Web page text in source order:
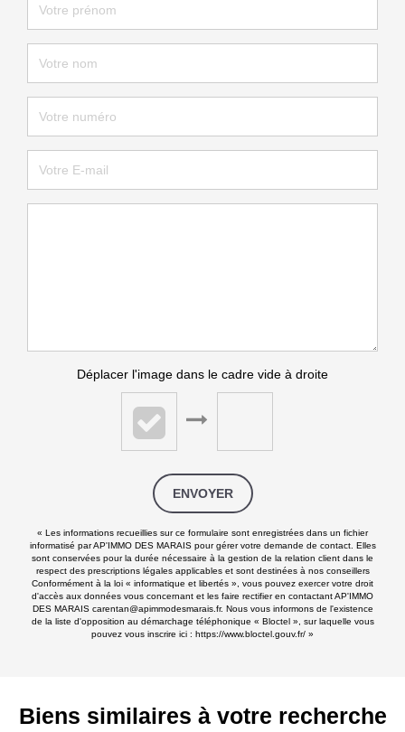
Déplacer l'image dans le cadre vide à droite
ENVOYER
« Les informations recueillies sur ce formulaire sont enregistrées dans un fichier
informatisé par AP'IMMO DES MARAIS pour gérer votre demande de contact. Elles
sont conservées pour la durée nécessaire à la gestion de la relation client dans le
respect des prescriptions légales applicables et sont destinées à nos conseillers
Conformément à la loi « informatique et libertés », vous pouvez exercer votre droit
d'accès aux données vous concernant et les faire rectifier en contactant AP'IMMO
DES MARAIS carentan@apimmodesmarais.fr. Nous vous informons de l'existence
de la liste d'opposition au démarchage téléphonique « Bloctel », sur laquelle vous
pouvez vous inscrire ici : https://www.bloctel.gouv.fr/ »
Biens similaires à votre recherche